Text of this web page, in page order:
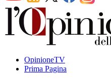
OpinioneTV
Prima Pagina